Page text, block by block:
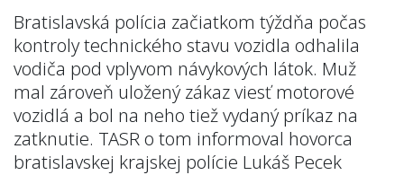
Bratislavská polícia začiatkom týždňa počas
kontroly technického stavu vozidla odhalila
vodiča pod vplyvom návykových látok. Muž
mal zároveň uložený zákaz viesť motorové
vozidlá a bol na neho tiež vydaný príkaz na
zatknutie. TASR o tom informoval hovorca
bratislavskej krajskej polície Lukáš Pecek